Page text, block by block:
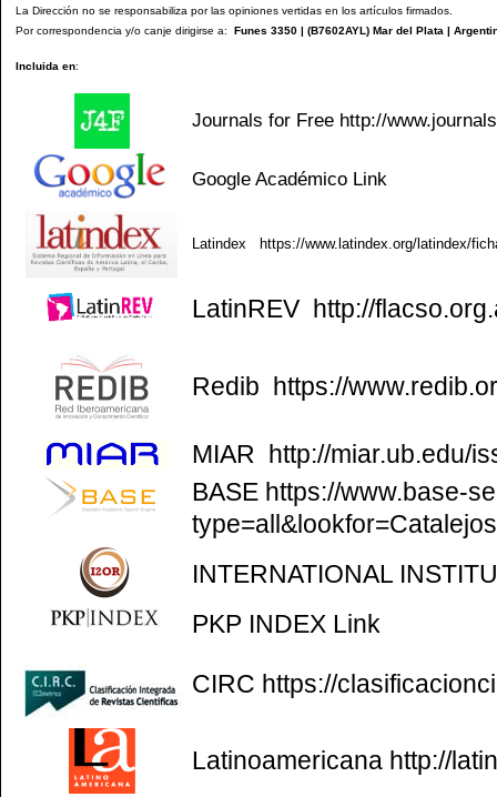
La Dirección no se responsabiliza por las opiniones vertidas en los artículos firmados.
Por correspondencia y/o canje dirigirse a: Funes 3350 | (B7602AYL) Mar del Plata |
Incluida en:
Journals for Free http://
Google Académico Link
Latindex https://www.latindex.org/latindex/
LatinREV http://
Redib https://
MIAR
http://miar.ub.edu/
BASE https://www.base-
INTERNATIONAL
PKP INDEX Link
CIRC https://
Latinoamericana http://